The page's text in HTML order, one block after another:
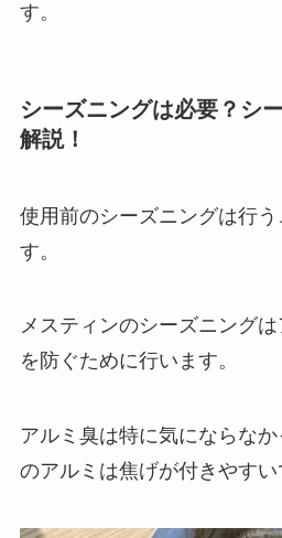
す。
シーズニングは必要？シ
解説！
使用前のシーズニングは行う
す。
メスティンのシーズニング
を防ぐために行います。
アルミ臭は特に気にならな
のアルミは焦げが付きやすい